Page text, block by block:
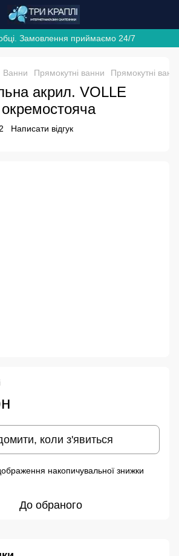
Замовлення приймаємо 24/7
Ванни Прямокутні ванни Прямокутні
акрил. VOLLE
Написати відгук
коли з'явиться
накопичувальної знижки
До обраного